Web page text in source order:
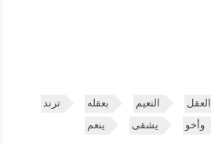
العقل النعيم بعقله ترند
وأخو يشقى ينعم